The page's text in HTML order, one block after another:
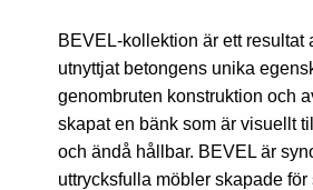
BEVEL-kollektion är ett resultat
utnyttjat betongens unika
genombruten konstruktion och
skapat en bänk som är visuellt
och ändå hållbar. BEVEL är
uttrycksfulla möbler skapade för